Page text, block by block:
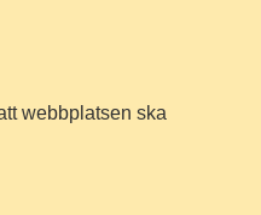
webbplatsen ska